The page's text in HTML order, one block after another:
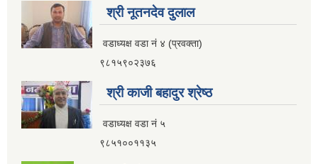
श्री नूतनदेव दुलाल
वडाध्यक्ष वडा नं ४ (प्रवक्ता)
९८१५९०२३७६
श्री काजी बहादुर श्रेष्ठ
वडाध्यक्ष वडा नं ५
९८५१००११३५